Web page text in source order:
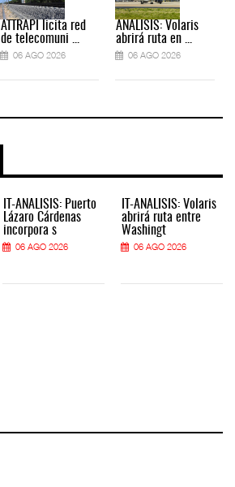
ATTRAPI licita red
de telecomuni ...
06 AGO 2026
ANÁLISIS: Volaris
abrirá ruta en ...
06 AGO 2026
IT-ANÁLISIS: Puerto
Lázaro Cárdenas
incorpora s
06 AGO 2026
IT-ANÁLISIS: Volaris
abrirá ruta entre
Washingt
06 AGO 2026